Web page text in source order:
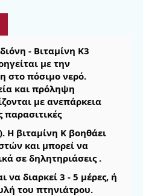
- Βιταμίνη Κ3
με την
στο πόσιμο νερό.
και πρόληψη
με ανεπάρκεια
παρασιτικές
Η βιταμίνη Κ βοηθάει
και μπορεί να
σε δηλητηριάσεις .
να διαρκεί 3 - 5 μέρες, ή
του πτηνιάτρου.